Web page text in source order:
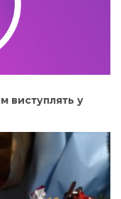
виступлять у